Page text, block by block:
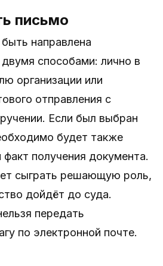
письмо
направлена
способами: лично в
организации или
отправления с
Если был выбран
будет также
получения документа.
сыграть решающую роль,
дойдёт до суда.
передать
по электронной почте.